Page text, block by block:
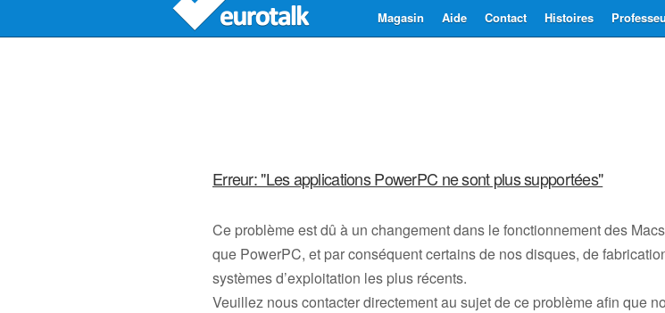
Histoires
Contact
Aide
Magasin
Erreur: "Les applications PowerPC ne sont plus supportées"
Ce problème est dû à un changement dans le fonctionnement des
que PowerPC, et par conséquent certains de nos disques, de
systèmes d’exploitation les plus récents.
Veuillez nous contacter directement au sujet de ce problème afin que